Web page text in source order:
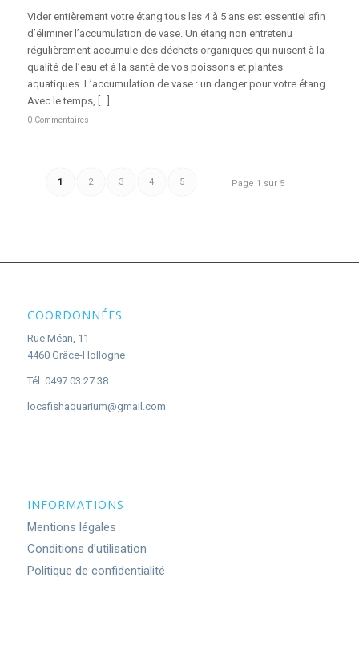
Vider entièrement votre étang tous les 4 à 5 ans est essentiel afin
d’éliminer l’accumulation de vase. Un étang non entretenu
régulièrement accumule des déchets organiques qui nuisent à la
qualité de l’eau et à la santé de vos poissons et plantes
aquatiques. L’accumulation de vase : un danger pour votre étang
Avec le temps, […]
0 Commentaires
Page 1 sur 5
1 2 3 4 5
COORDONNÉES
Rue Méan, 11
4460 Grâce-Hollogne
Tél. 0497 03 27 38
locafishaquarium@gmail.com
INFORMATIONS
Mentions légales
Conditions d’utilisation
Politique de confidentialité